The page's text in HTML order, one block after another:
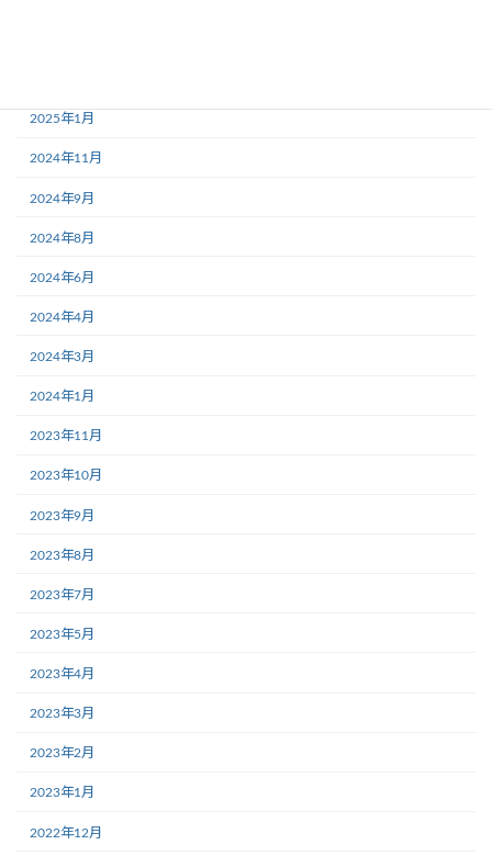
2025年1月
2024年11月
2024年9月
2024年8月
2024年6月
2024年4月
2024年3月
2024年1月
2023年11月
2023年10月
2023年9月
2023年8月
2023年7月
2023年5月
2023年4月
2023年3月
2023年2月
2023年1月
2022年12月